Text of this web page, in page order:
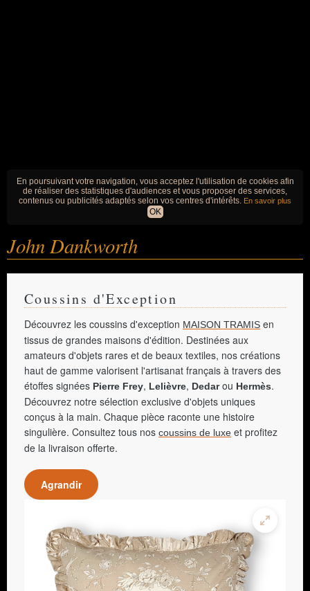
En poursuivant votre navigation, vous acceptez l'utilisation de cookies afin
de réaliser des statistiques d'audiences et vous proposer des services,
contenus ou publicités adaptés selon vos centres d'intérêts. En savoir plus
OK
John Dankworth
Coussins d'Exception
Découvrez les coussins d'exception MAISON TRAMIS en
tissus de grandes maisons d'édition. Destinées aux
amateurs d'objets rares et de beaux textiles, nos créations
haut de gamme valorisent l'artisanat français à travers des
étoffes signées Pierre Frey, Lelièvre, Dedarou Hermès.
Découvrez notre sélection exclusive d'objets uniques
conçus à la main. Chaque pièce raconte une histoire
singulière. Consultez tous nos coussins de luxe et profitez
de la livraison offerte.
Agrandir